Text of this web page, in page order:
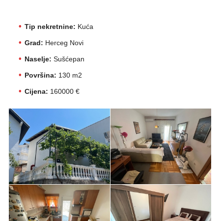
Tip nekretnine: Kuća
Grad: Herceg Novi
Naselje: Sušćepan
Površina: 130 m2
Cijena: 160000 €